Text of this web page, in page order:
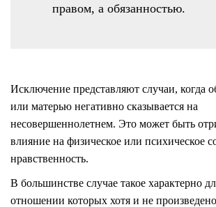
правом, а обязанностью.
Исключение представляют случаи, когда
или матерью негативно сказывается на
несовершеннолетнем. Это может быть
влияние на физическое или психическое
нравственность.
В большинстве случае такое характерно
отношении которых хотя и не